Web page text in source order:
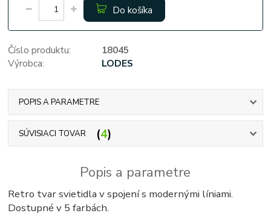
Do košíka
Číslo produktu:
18045
Výrobca:
LODES
POPIS A PARAMETRE
SÚVISIACI TOVAR 4
Popis a parametre
Retro tvar svietidla v spojení s modernými líniami.
Dostupné v 5 farbách.